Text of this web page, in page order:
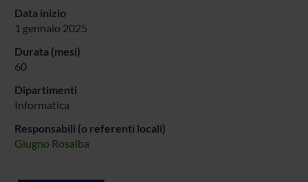
Data inizio
1 gennaio 2025
Durata (mesi)
60
Dipartimenti
Informatica
Responsabili (o referenti locali)
Giugno Rosalba